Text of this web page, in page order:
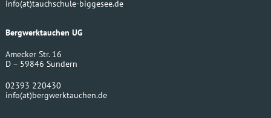
info(at)tauchschule-biggesee.de
Bergwerktauchen UG
Amecker Str. 16
D – 59846 Sundern
02393 220430
info(at)bergwerktauchen.de